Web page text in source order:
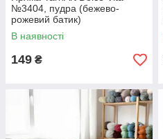
№3404, пудра (бежево-
рожевий батик)
В наявності
149 ₴